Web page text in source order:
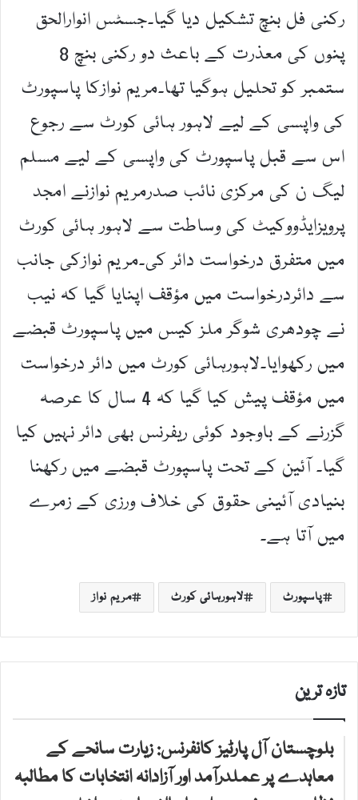
رکنی فل بنچ تشکیل دیا گیا۔جسٹس انوارالحق
پنوں کی معذرت کے باعث دو رکنی بنچ 8
ستمبر کو تحلیل ہوگیا تھا۔مریم نوازکا پاسپورٹ
کی واپسی کے لیے لاہور ہائی کورٹ سے رجوع
اس سے قبل پاسپورٹ کی واپسی کے لیے مسلم
لیگ ن کی مرکزی نائب صدرمریم نوازنے امجد
پرویزایڈووکیٹ کی وساطت سے لاہور ہائی کورٹ
میں متفرق درخواست دائر کی۔مریم نوازکی جانب
سے دائردرخواست میں مؤقف اپنایا گیا کہ نیب
نے چودھری شوگر ملز کیس میں پاسپورٹ قبضے
میں رکھوایا۔لاہورہائی کورٹ میں دائر درخواست
میں مؤقف پیش کیا گیا کہ 4 سال کا عرصہ
گزرنے کے باوجود کوئی ریفرنس بھی دائر نہیں کیا
گیا۔ آئین کے تحت پاسپورٹ قبضے میں رکھنا
بنیادی آئینی حقوق کی خلاف ورزی کے زمرے
میں آتا ہے۔
پاسپورٹ لاہورہائی کورٹ مریم نواز
تازہ ترین
بلوچستان آل پارٹیز کانفرنس: زیارت سانحے کے
معاہدے پر عملدرآمد اور آزادانہ انتخابات کا مطالبہ